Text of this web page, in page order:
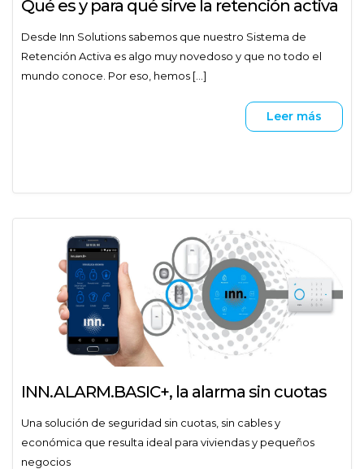
Qué es y para qué sirve la retención activa
Desde Inn Solutions sabemos que nuestro Sistema de
Retención Activa es algo muy novedoso y que no todo el
mundo conoce. Por eso, hemos [...]
Leer más
INN.ALARM.BASIC+, la alarma sin cuotas
Una solución de seguridad sin cuotas, sin cables y
económica que resulta ideal para viviendas y pequeños
negocios